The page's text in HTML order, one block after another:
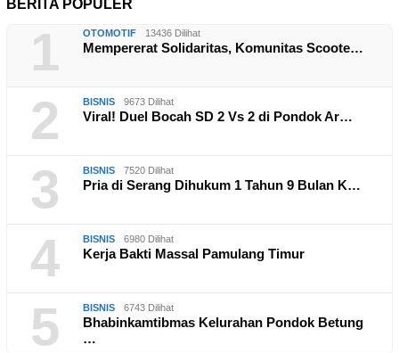
BERITA POPULER
1 OTOMOTIF 13436 Dilihat
Mempererat Solidaritas, Komunitas Scoote…
2 BISNIS 9673 Dilihat
Viral! Duel Bocah SD 2 Vs 2 di Pondok Ar…
3 BISNIS 7520 Dilihat
Pria di Serang Dihukum 1 Tahun 9 Bulan K…
4 BISNIS 6980 Dilihat
Kerja Bakti Massal Pamulang Timur
5 BISNIS 6743 Dilihat
Bhabinkamtibmas Kelurahan Pondok Betung
…